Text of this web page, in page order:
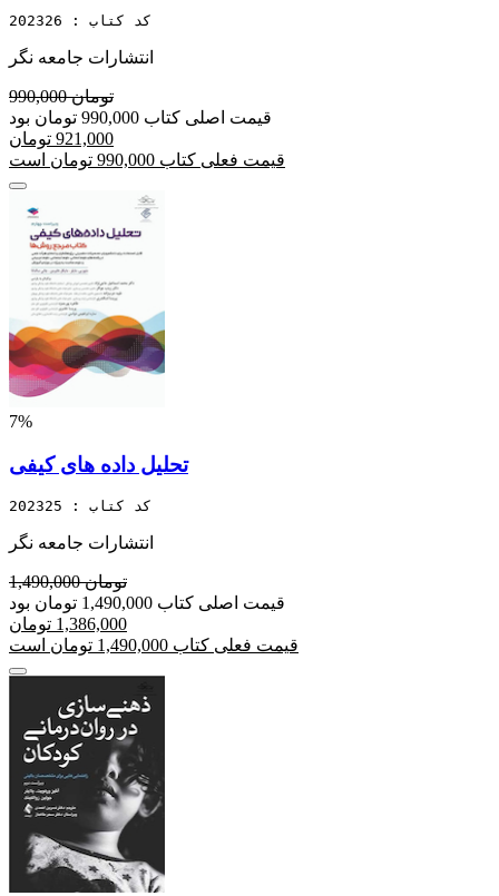
کد کتاب : 202326
انتشارات جامعه نگر
990,000 تومان
قیمت اصلی کتاب 990,000 تومان بود
921,000 تومان
قیمت فعلی کتاب 990,000 تومان است
7%
تحلیل داده های کیفی
کد کتاب : 202325
انتشارات جامعه نگر
1,490,000 تومان
قیمت اصلی کتاب 1,490,000 تومان بود
1,386,000 تومان
قیمت فعلی کتاب 1,490,000 تومان است